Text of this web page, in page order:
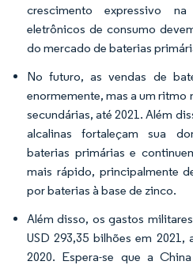
crescimento expressivo
eletrônicos de consumo
do mercado de baterias
No futuro, as vendas de
enormemente, mas a um ritmo
secundárias, até 2021. Além
alcalinas fortaleçam sua
baterias primárias e
mais rápido, principalmente
por baterias à base de zinco.
Além disso, os gastos
USD 293,35 bilhões em 2021,
2020. Espera-se que a